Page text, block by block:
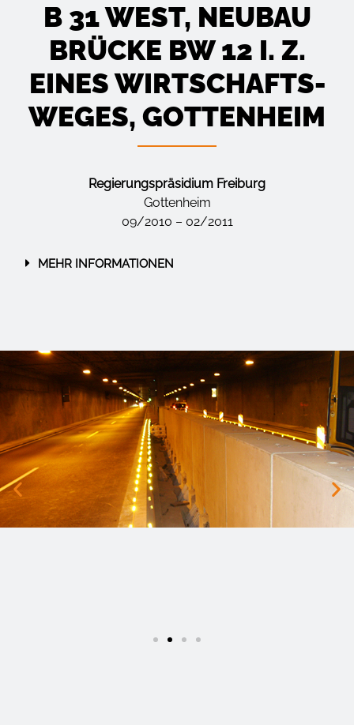
B 31 WEST, NEUBAU
BRÜCKE BW 12 I. Z.
EINES WIRTSCHAFTS­
WEGES, GOTTENHEIM
Regierungspräsidium Freiburg
Gottenheim
09/2010 – 02/2011
MEHR INFORMATIONEN